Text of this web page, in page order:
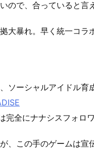
ので、合っていると言
大暴れ。早く統一コ
ソーシャルアイドル育
完全にナナシスフォロ
、この手のゲームは